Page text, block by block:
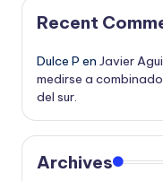
Recent
Dulce P en Javier
medirse a
del sur.
Archives